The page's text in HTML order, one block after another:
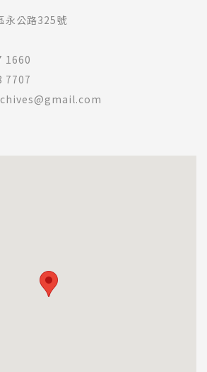
永公路325號
1660
7707